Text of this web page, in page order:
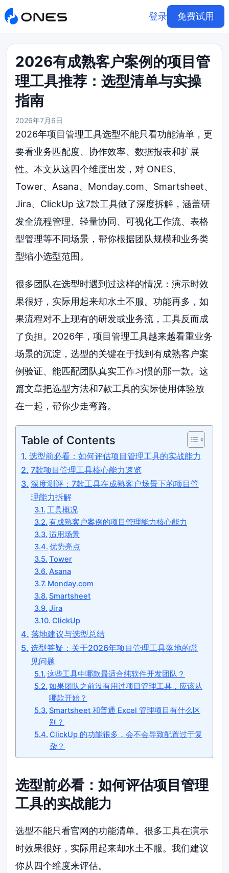
登录 免费试用
2026有成熟客户案例的项目管
理工具推荐：选型清单与实操
指南
2026年7月6日
2026年项目管理工具选型不能只看功能清单，更
要看业务匹配度、协作效率、数据报表和扩展
性。本文从这四个维度出发，对 ONES、
Tower、Asana、Monday.com、Smartsheet、
Jira、ClickUp 这7款工具做了深度拆解，涵盖研
发全流程管理、轻量协同、可视化工作流、表格
型管理等不同场景，帮你根据团队规模和业务类
型缩小选型范围。
很多团队在选型时遇到过这样的情况：演示时效
果很好，实际用起来却水土不服。功能再多，如
果流程对不上现有的研发或业务流，工具反而成
了负担。2026年，项目管理工具越来越看重业务
场景的沉淀，选型的关键在于找到有成熟客户案
例验证、能匹配团队真实工作习惯的那一款。这
篇文章把选型方法和7款工具的实际使用体验放
在一起，帮你少走弯路。
Table of Contents
选型前必看：如何评估项目管理工具的实战能力
7款项目管理工具核心能力速览
深度测评：7款工具在成熟客户场景下的项目管
理能力拆解
工具概况
有成熟客户案例的项目管理能力核心能力
适用场景
优势亮点
Tower
Asana
Monday.com
Smartsheet
Jira
ClickUp
落地建议与选型总结
选型答疑：关于2026年项目管理工具落地的常
见问题
这些工具中哪款最适合纯软件开发团队？
如果团队之前没有用过项目管理工具，应该从
哪款开始？
Smartsheet 和普通 Excel 管理项目有什么区
别？
ClickUp 的功能很多，会不会导致配置过于复
杂？
选型前必看：如何评估项目管理
工具的实战能力
选型不能只看官网的功能清单。很多工具在演示
时效果很好，实际用起来却水土不服。我们建议
你从四个维度来评估。